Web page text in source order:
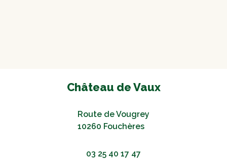
Château de Vaux
Route de Vougrey
10260 Fouchères
03 25 40 17 47